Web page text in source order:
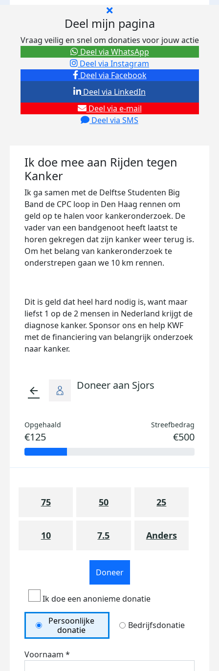
Deel mijn pagina
Vraag veilig en snel om donaties voor jouw actie
Deel via Facebook
Deel via Instagram
Deel via e-mail
Deel via SMS
Deel via LinkedIn
Deel via WhatsApp
Ik doe mee aan Rijden tegen
Kanker
Ik ga samen met de Delftse Studenten Big
Band de CPC loop in Den Haag rennen om
geld op te halen voor kankeronderzoek. De
vader van een bandgenoot heeft laatst te
horen gekregen dat zijn kanker weer terug is.
Om het belang van kankeronderzoek te
onderstrepen gaan we 10 km rennen.
Dit is geld dat heel hard nodig is, want maar
liefst 1 op de 2 mensen in Nederland krijgt de
diagnose kanker. Sponsor ons en help KWF
met de financiering van belangrijk onderzoek
naar kanker.
arrow_back Doneer aan Sjors
Opgehaald
€125
Streefbedrag
€500
75 50 25
10 7.5 Anders
Doneer
Ik doe een anonieme donatie
Persoonlijke
donatie
Bedrijfsdonatie
Voornaam *